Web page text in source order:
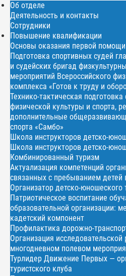
Об отделе
Деятельность и контакты
Сотрудники
Повышение квалификации
Основы оказания первой
Подготовка спортивных судей
и судейских бригад
мероприятий Всероссийского
комплекса «Готов к труду и
Технико-тактическая
физической культуры и спорта,
дополнительные
спорта «Самбо»
Школа инструкторов детско-
Школа инструкторов детско-
Комбинированный туризм
Актуализация компетенций
связанных с пребыванием детей
Организатор детско-юношеского
Патриотическое воспитание
образовательной организации:
кадетский компонент
Профилактика дорожно-
Организация
многодневном полевом
Турлидер Движение Первых —
туристского клуба